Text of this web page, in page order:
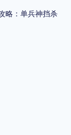
略：单兵神挡杀